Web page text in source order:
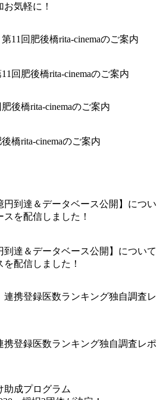
気軽に！
11回肥後橋rita-cinemaのご案内
後橋rita-cinemaのご案内
到達＆データベース公開】について
配信しました！
携登録医数ランキング独⾃調査レポ